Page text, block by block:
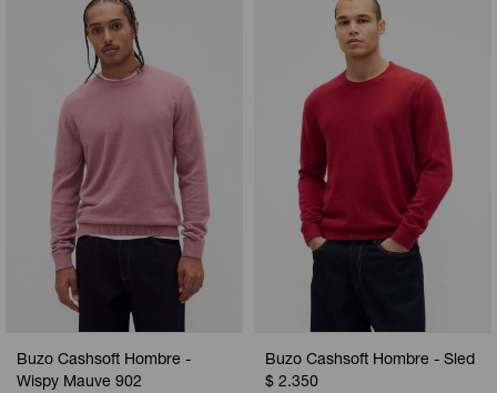
Buzo Cashsoft Hombre -
Wispy Mauve 902
Buzo Cashsoft Hombre - Sled
$ 2.350